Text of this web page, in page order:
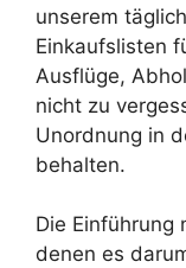
unserem
Einkaufslisten
Ausflüge,
nicht zu
Unordnung in
behalten.
Die Einführung
denen es